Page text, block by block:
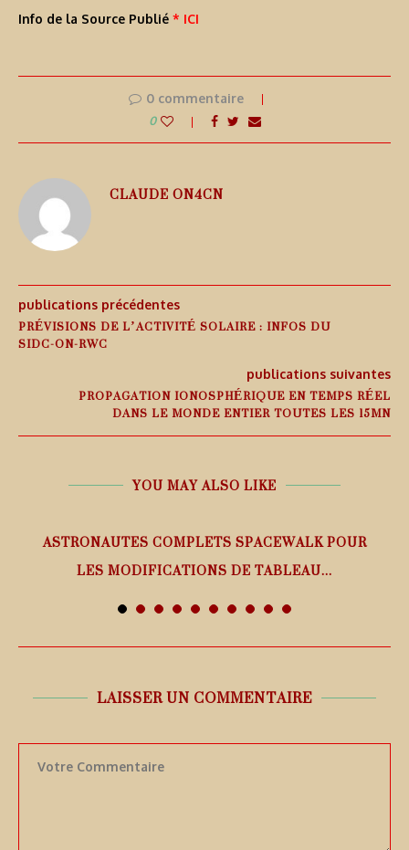
Info de la Source Publié * ICI
0 commentaire
0
CLAUDE ON4CN
publications précédentes
PRÉVISIONS DE L’ACTIVITÉ SOLAIRE : INFOS DU
SIDC-ON-RWC
publications suivantes
PROPAGATION IONOSPHÉRIQUE EN TEMPS RÉEL
DANS LE MONDE ENTIER TOUTES LES 15MN
YOU MAY ALSO LIKE
ASTRONAUTES COMPLETS SPACEWALK POUR
LES MODIFICATIONS DE TABLEAU...
LAISSER UN COMMENTAIRE